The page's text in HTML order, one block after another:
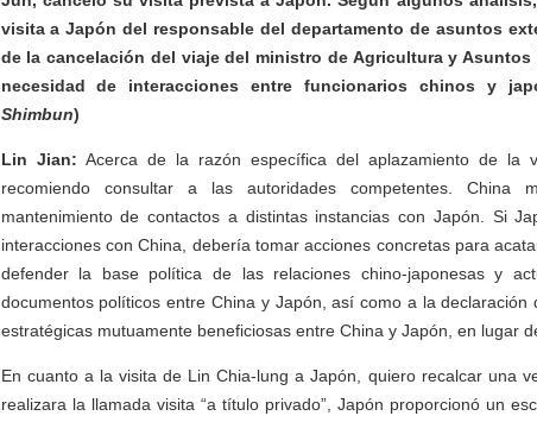
visita a Japón del responsable del departamento de asuntos
de la cancelación del viaje del ministro de Agricultura y
necesidad de interacciones entre funcionarios chinos y
Shimbun)
Lin Jian: Acerca de la razón específica del aplazamiento de la
recomiendo consultar a las autoridades competentes. China
mantenimiento de contactos a distintas instancias con Japón. Si
interacciones con China, debería tomar acciones concretas para
defender la base política de las relaciones chino-japonesas y
documentos políticos entre China y Japón, así como a la
estratégicas mutuamente beneficiosas entre China y Japón, en lugar
En cuanto a la visita de Lin Chia-lung a Japón, quiero recalcar una
realizara la llamada visita “a título privado”, Japón proporcionó un